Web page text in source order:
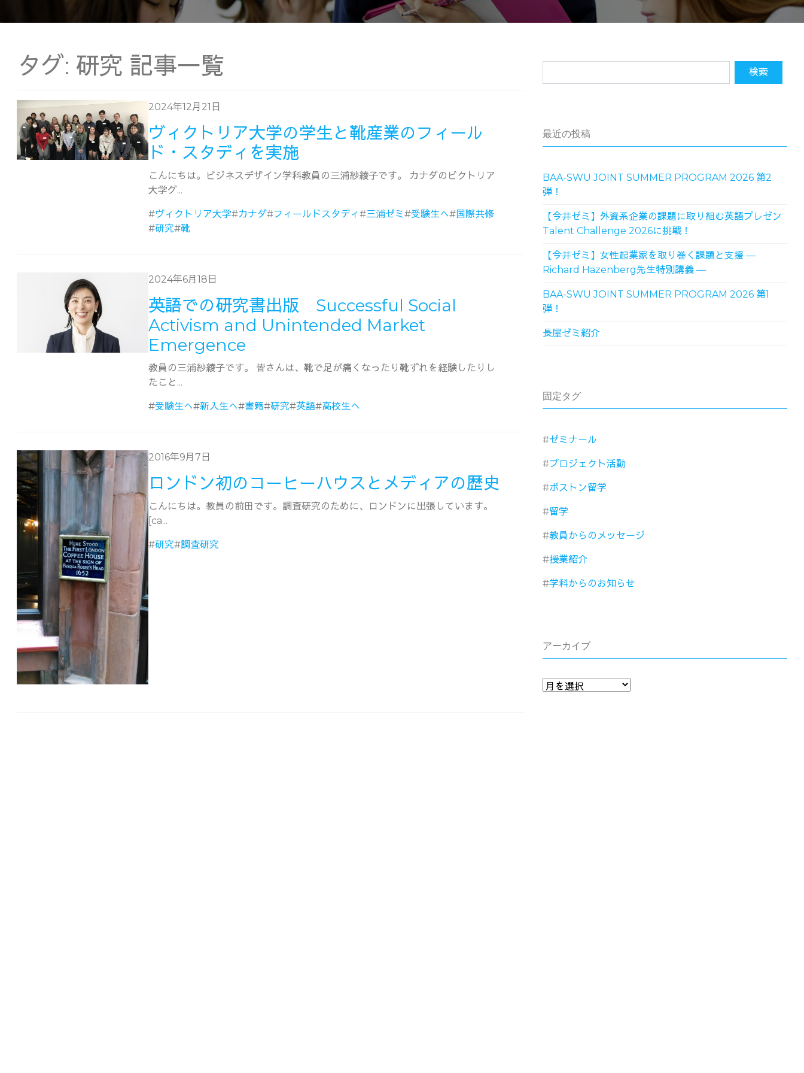
タグ: 研究 記事一覧
2024年12月21日
ヴィクトリア大学の学生と靴産業のフィール
ド・スタディを実施
こんにちは。ビジネスデザイン学科教員の三浦紗綾子です。 カナダのビクトリア
大学グ...
#ヴィクトリア大学#カナダ#フィールドスタディ#三浦ゼミ#受験生へ#国際共修
#研究#靴
2024年6月18日
英語での研究書出版 Successful Social
Activism and Unintended Market
Emergence
教員の三浦紗綾子です。 皆さんは、靴で足が痛くなったり靴ずれを経験したりし
たこと...
#受験生へ#新入生へ#書籍#研究#英語#高校生へ
2016年9月7日
ロンドン初のコーヒーハウスとメディアの歴史
こんにちは。教員の前田です。調査研究のために、ロンドンに出張しています。
[ca...
#研究#調査研究
最近の投稿
BAA-SWU JOINT SUMMER PROGRAM 2026 第2
弾！
【今井ゼミ】外資系企業の課題に取り組む英語プレゼン
Talent Challenge 2026に挑戦！
【今井ゼミ】女性起業家を取り巻く課題と支援 ―
Richard Hazenberg先生特別講義 ―
BAA-SWU JOINT SUMMER PROGRAM 2026 第1
弾！
長屋ゼミ紹介
固定タグ
ゼミナール
プロジェクト活動
ボストン留学
留学
教員からのメッセージ
授業紹介
学科からのお知らせ
アーカイブ